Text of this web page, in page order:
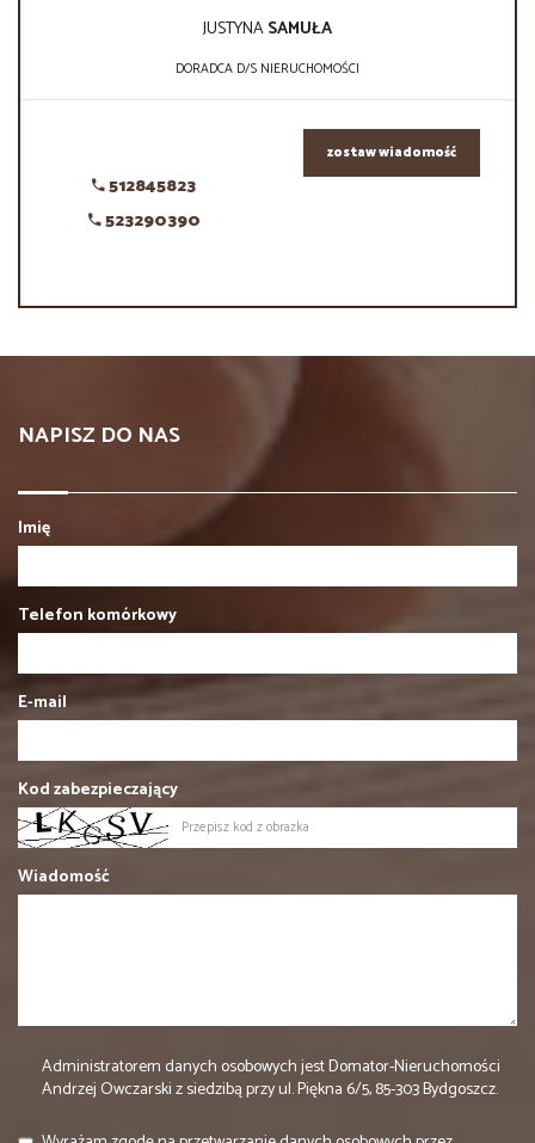
JUSTYNASAMUŁA
DORADCA D/S NIERUCHOMOŚCI
512845823
523290390
zostaw wiadomość
NAPISZ DO NAS
Imię
Telefon komórkowy
E-mail
Kod zabezpieczający
Wiadomość
Administratorem danych osobowych jest Domator-Nieruchomości
Andrzej Owczarski z siedzibą przy ul. Piękna 6/5, 85-303 Bydgoszcz.